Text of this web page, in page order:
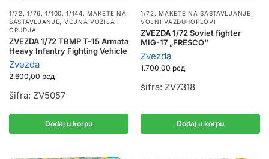
1/72, 1/76, 1/100, 1/144,MAKETE NA
SASTAVLJANJE, VOJNA VOZILA I
ORUDJA
ZVEZDA 1/72 TBMP T-15 Armata
Heavy Infantry Fighting Vehicle
Zvezda
2.600,00 рсд
šifra: ZV5057
Dodaj u korpu
1/72,MAKETE NA SASTAVLJANJE,
VOJNI VAZDUHOPLOVI
ZVEZDA 1/72 Soviet fighter
MIG-17 „FRESCO“
Zvezda
1.700,00 рсд
šifra: ZV7318
Dodaj u korpu